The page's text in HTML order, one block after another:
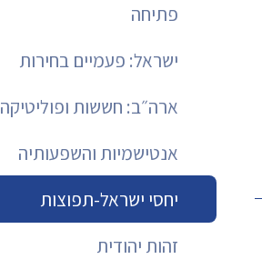
פתיחה
ישראל: פעמיים בחירות
ארה״ב: חששות ופוליטיקה
אנטישמיות והשפעותיה
יחסי ישראל-תפוצות
זהות יהודית